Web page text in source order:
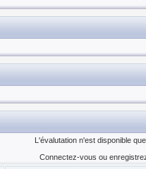
L'évalutation n'est disponible
Connectez-vous ou